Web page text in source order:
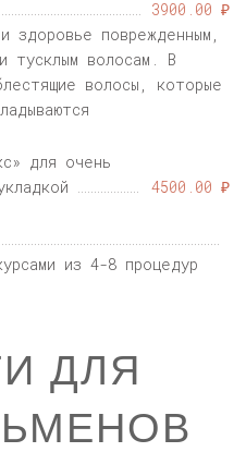
3900.00 ₽
здоровье поврежденным,
тусклым волосам. В
волосы, которые
для очень
4500.00 ₽
из 4-8 процедур
ДЛЯ